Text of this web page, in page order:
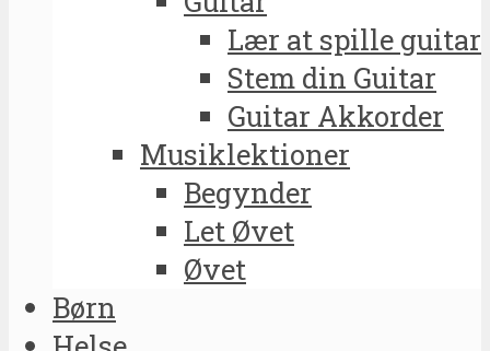
Lær at spille guitar
Stem din Guitar
Guitar Akkorder
Musiklektioner
Begynder
Let Øvet
Øvet
Børn